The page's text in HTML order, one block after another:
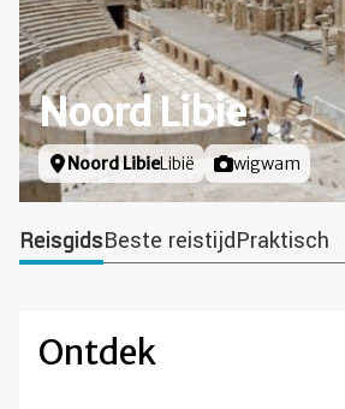
Noord Libie
Locatie
Noord LibieLibië Foto door
wigwam
ReisgidsBeste reistijdPraktisch
Ontdek